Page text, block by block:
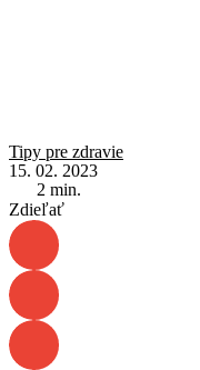
Tipy pre zdravie
15. 02. 2023
2 min.
Zdieľať